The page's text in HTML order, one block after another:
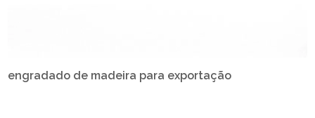
engradado de madeira para exportação